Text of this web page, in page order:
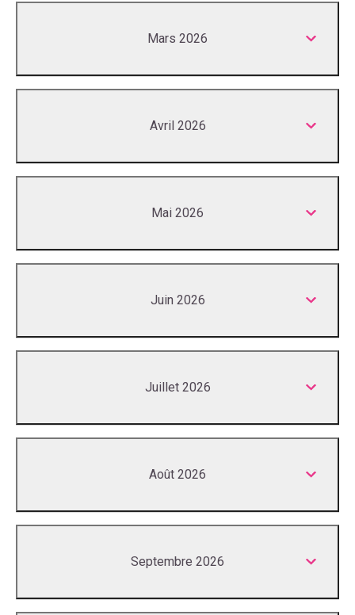
Mars 2026
Avril 2026
Mai 2026
Juin 2026
Juillet 2026
Août 2026
Septembre 2026